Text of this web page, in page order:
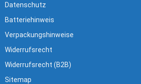
Datenschutz
Batteriehinweis
Verpackungshinweise
Widerrufsrecht
Widerrufsrecht (B2B)
Sitemap